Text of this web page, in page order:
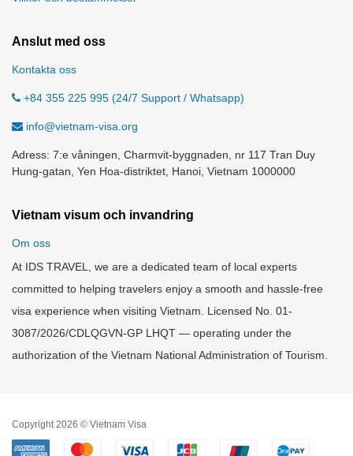
Anslut med oss
Kontakta oss
+84 355 225 995 (24/7 Support / Whatsapp)
info@vietnam-visa.org
Adress: 7:e våningen, Charmvit-byggnaden, nr 117 Tran Duy
Hung-gatan, Yen Hoa-distriktet, Hanoi, Vietnam 1000000
Vietnam visum och invandring
Om oss
At IDS TRAVEL, we are a dedicated team of local experts
committed to helping travelers enjoy a smooth and hassle-free
visa experience when visiting Vietnam. Licensed No. 01-
3087/2026/CDLQGVN-GP LHQT — operating under the
authorization of the Vietnam National Administration of Tourism.
Copyright 2026 © Vietnam Visa